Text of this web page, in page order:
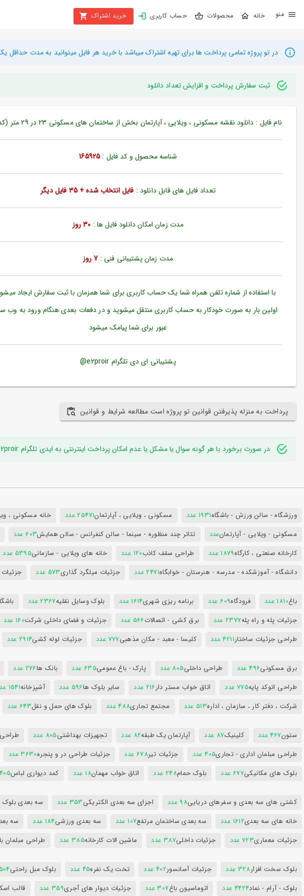
محصولات حساب کاربری خرید اشتراک
بستن
محصولات
اشتراک
کاربری
ثبت
بازیابی
رمز
علاقه
در تو پروژه تمامی پرداخت ها برای تهیه اشتراک میباشد با خرید هر فایل میتوانید به مدت حداقل یک ماه 35 فایل را
ثبت سفارش پرداخت و افزایش تعداد دانلود
نام فایل : دانلود نقشه مسکونی ، ویلایی ، آپارتمان بخش از ساختمان های مسکونی 23 در 29 متر (کد165925)
شناسه محصول و کد فایل :165925
تعداد فایل های قابل دانلود : فایل انتخاب شده + 35 فایل دیگر
مدت زمان امکان دانلود فایل ها : 30 روز
مدت زمان پشتیبانی فنی :7 روز
با استفاده از شماره تلفن همراه شما یک حساب کاربری برای شما همزمان با ثبت سفارش ایجاد
اولین بار به صورت خودکار به حساب کاربری منتقل میشوید و در دفعات بعدی هنگام ورود به وب
عبور برای شما پیامک میشود
پشتیبانی ای دی تلگرام e2proir@
پرداخت به منزله پذیرفتن قوانین تو پروژه است مطالعه شرایط و قوانین
در صورت برخورد با هر گونه سوال یا مشکل یا عدم امکان پرداخت اینترنتی به ایدی تلگرام e2proir@ پیغام بفرستید
ورزشگاه - سالن ورزش - باشگاه1931 عدد مسکونی ، ویلایی ، آپارتمان25471 عدد خانه مسکونی ،
مسکونی - ویلایی - آپارتمانعدد تئاتر چند منظوره - سینما - سالن کنفرانس - سالن همایش603 عدد
کارخانه صنعتی ، کارگاه1879 عدد طراحی سقف کاذب120 عدد خانه های ویلایی - سازمانی5395 عدد
دانشگاه - آموزشکده - مدرسه - هنرستان - خوابگاه2471 عدد جزئیات میلگرد گذاری573 عدد
باغ1810 عدد فرودگاه609 عدد برنامه ریزی شهری1614 عدد بلوک وسایل نقلیه2367 عدد
جزئیات پله و راه پله2377 عدد برق کشی - اتصالات566 عدد جزئیات و فضای داخلی شرکت160 عدد
طراحی جزئیات ساختار4211 عدد کلیسا - معبد - مکان مذهبی777 عدد جزئیات لوله کشی2914 عدد
برق مسکونی496 عدد طراحی داخلی805 عدد پارک - باغ عمومی635 عدد بانک ها276 عدد
طراحی اتوکد پایه775 عدد اتاق خواب مستر دار216 عدد سایر بلوک ها596 عدد آشپزخانه1541 عدد
شرکت ، دفتر کار ، سازمان ، اداره513 عدد مجتمع تجاری488 عدد بلوک های حمل و نقل643 عدد
ستون467 عدد کلینیک87 عدد آپارتمان یک طبقه82 عدد تجهیزات بهداشتی805 عدد
طراحی مبلمان اداری - تجاری405 عدد جزئیات تیر678 عدد جزئیات طراحی در و پنجره3630 عدد
بلوک های مکانیکی677 عدد بلوک حمام248 عدد اتاق خواب مهمان18 عدد کمد دیواری لباس405 عدد
کشتی های سه بعدی و سفرهای دریایی98 عدد اجزای سه بعدی الکتریکی353 عدد سه بعدی بلوک
خانه های سه بعدی1612 عدد سه بعدی ساختمان مرتفع107 عدد سه بعدی ورزشی184 عدد سه
جزئیات معماری723 عدد جزئیات داخلی387 عدد ماشین الات کارخانه385 عدد طراحی مبلمان
بلوک سخت افزار328 عدد جزئیات آسانسور402 عدد تخت یک نفره45 عدد بلوک مبل راحتی504 عدد
بلوک - آرام - نماد4424 عدد اتوماسیون باغ307 عدد جزئیات دیوار های آجری359 عدد قالب